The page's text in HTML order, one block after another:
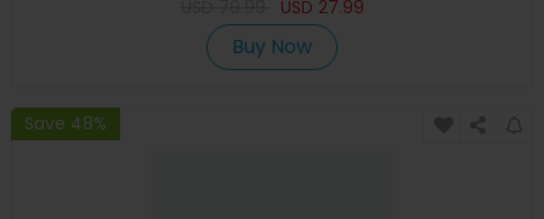
USD 27.99
Buy Now
Save 48%